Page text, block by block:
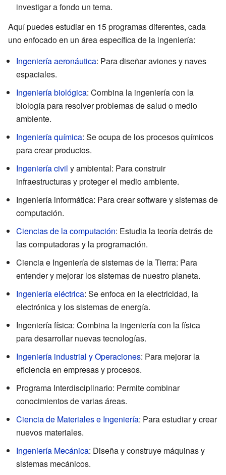
investigar a fondo un tema.
Aquí puedes estudiar en 15 programas diferentes, cada
uno enfocado en un área específica de la ingeniería:
Ingeniería aeronáutica: Para diseñar aviones y naves
espaciales.
Ingeniería biológica: Combina la ingeniería con la
biología para resolver problemas de salud o medio
ambiente.
Ingeniería química: Se ocupa de los procesos químicos
para crear productos.
Ingeniería civil y ambiental: Para construir
infraestructuras y proteger el medio ambiente.
Ingeniería informática: Para crear software y sistemas de
computación.
Ciencias de la computación: Estudia la teoría detrás de
las computadoras y la programación.
Ciencia e Ingeniería de sistemas de la Tierra: Para
entender y mejorar los sistemas de nuestro planeta.
Ingeniería eléctrica: Se enfoca en la electricidad, la
electrónica y los sistemas de energía.
Ingeniería física: Combina la ingeniería con la física
para desarrollar nuevas tecnologías.
Ingeniería industrial y Operaciones: Para mejorar la
eficiencia en empresas y procesos.
Programa Interdisciplinario: Permite combinar
conocimientos de varias áreas.
Ciencia de Materiales e Ingeniería: Para estudiar y crear
nuevos materiales.
Ingeniería Mecánica: Diseña y construye máquinas y
sistemas mecánicos.